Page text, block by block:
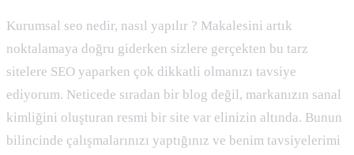
Kurumsal seo nedir, nasıl yapılır ? Makalesini artık
noktalamaya doğru giderken sizlere gerçekten bu tarz
sitelere SEO yaparken çok dikkatli olmanızı tavsiye
ediyorum. Neticede sıradan bir blog değil, markanızın sanal
kimliğini oluşturan resmi bir site var elinizin altında. Bunun
bilincinde çalışmalarınızı yaptığınız ve benim tavsiyelerimi